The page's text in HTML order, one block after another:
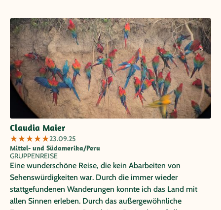
Claudia Maier
★★★★★23.09.25
Mittel- und Südamerika/Peru
GRUPPENREISE
Eine wunderschöne Reise, die kein Abarbeiten von
Sehenswürdigkeiten war. Durch die immer wieder
stattgefundenen Wanderungen konnte ich das Land mit
allen Sinnen erleben. Durch das außergewöhnliche